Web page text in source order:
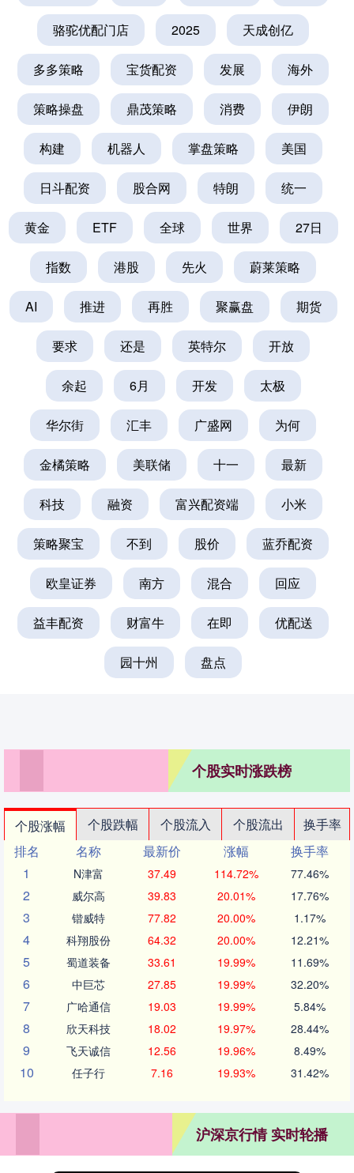
骆驼优配门店 2025 天成创亿
多多策略 宝货配资 发展 海外
策略操盘 鼎茂策略 消费 伊朗
构建 机器人 掌盘策略 美国
日斗配资 股合网 特朗 统一
黄金 ETF 全球 世界 27日
指数 港股 先火 蔚莱策略
AI 推进 再胜 聚赢盘 期货
要求 还是 英特尔 开放
余起 6月 开发 太极
华尔街 汇丰 广盛网 为何
金橘策略 美联储 十一 最新
科技 融资 富兴配资端 小米
策略聚宝 不到 股价 蓝乔配资
欧皇证券 南方 混合 回应
益丰配资 财富牛 在即 优配送
园十州 盘点
个股实时涨跌榜
个股涨幅 个股跌幅 个股流入 个股流出
换手率
排名
名称 最新价 涨幅
换手率
1
N津富 37.49 114.72% 77.46%
2 威尔高 39.83 20.01% 17.76%
3 锴威特 77.82 20.00% 1.17%
4 科翔股份 64.32 20.00% 12.21%
5 蜀道装备 33.61 19.99% 11.69%
6 中巨芯 27.85 19.99% 32.20%
7 广哈通信 19.03 19.99% 5.84%
8 欣天科技 18.02 19.97% 28.44%
9 飞天诚信 12.56 19.96% 8.49%
10 任子行 7.16 19.93% 31.42%
沪深京行情 实时轮播